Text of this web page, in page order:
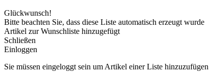
Glückwunsch!
Bitte beachten Sie, dass diese Liste automatisch erzeugt wurde
Artikel zur Wunschliste hinzugefügt
Schließen
Einloggen
Sie müssen eingeloggt sein um Artikel einer Liste hinzuzufügen